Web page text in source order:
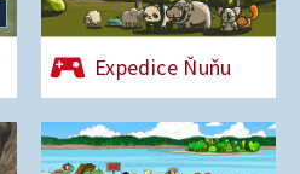
Expedice Ňuňu